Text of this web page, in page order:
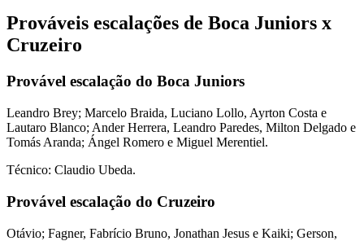
Prováveis escalações de Boca Juniors x
Cruzeiro
Provável escalação do Boca Juniors
Leandro Brey; Marcelo Braida, Luciano Lollo, Ayrton Costa e
Lautaro Blanco; Ander Herrera, Leandro Paredes, Milton Delgado e
Tomás Aranda; Ángel Romero e Miguel Merentiel.
Técnico: Claudio Ubeda.
Provável escalação do Cruzeiro
Otávio; Fagner, Fabrício Bruno, Jonathan Jesus e Kaiki; Gerson,